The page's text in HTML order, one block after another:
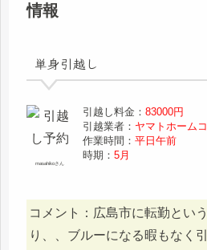
情報
単身引越し
masahikoさん
引越し料金：83000円
引越業者： ヤマトホーム
作業時間：平日午前
時期：5月
コメント：広島市に転勤とい
り、、ブルーになる暇もなく